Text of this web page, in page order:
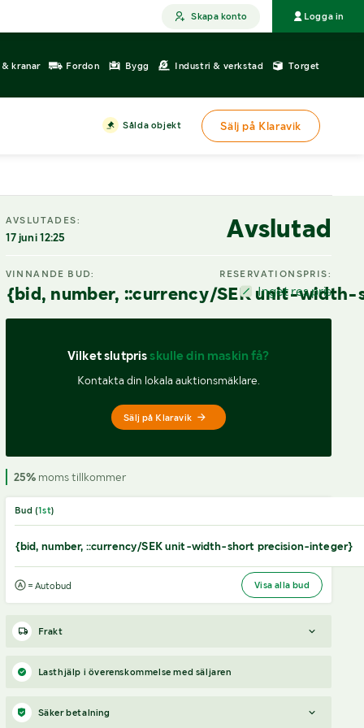
Skapa konto Logga in
kranar Fordon Bygg Industri & verkstad Torget
Sålda objekt Sälj på Klaravik
AVSLUTADES:
17 juni 12:25 Avslutad
VINNANDE BUD:
{bid, number, ::currency/SEK unit-
RESERVATIONSPRIS:
Inget res.pris
Vilket slutpris skulle din maskin få?
Kontakta din lokala auktionsmäklare.
Sälj på Klaravik
25%moms tillkommer
Bud (1st)
{bid, number, ::currency/SEK unit-width-short precision-integer}
= Autobud Visa alla bud
Frakt
Boka frakt?Det finns ingen specifik information om frakt
för just det här objektet, men om du skickar oss en förfrågan
via vårt
Lasthjälp i överenskommelse med säljaren
Säker betalning